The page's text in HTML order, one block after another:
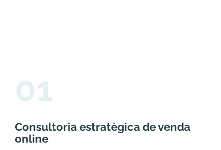
01
Consultoria estratègica de venda
online